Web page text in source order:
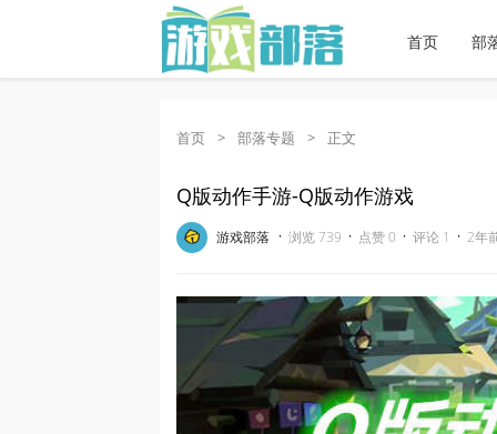
首页 部
首页 > 部落专题 > 正文
Q版动作手游-Q版动作游戏
游戏部落 · 浏览 739 · 点赞 0 · 评论 1 · 2年